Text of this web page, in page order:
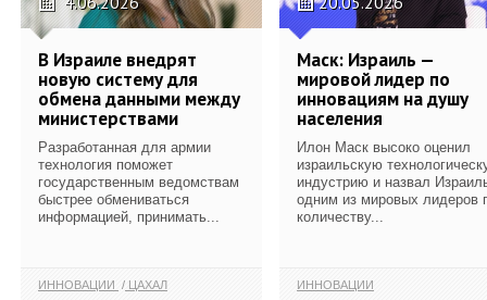
В Израиле внедрят
новую систему для
обмена данными между
министерствами
Разработанная для армии
технология поможет
государственным ведомствам
быстрее обмениваться
информацией, принимать...
ИННОВАЦИИ ЦАХАЛ
Маск: Израиль —
мировой лидер по
инновациям на душу
населения
Илон Маск высоко оценил
израильскую
индустрию и назвал
одним из мировых лидеров
количеству...
ИННОВАЦИИ